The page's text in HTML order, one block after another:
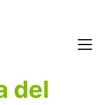
del